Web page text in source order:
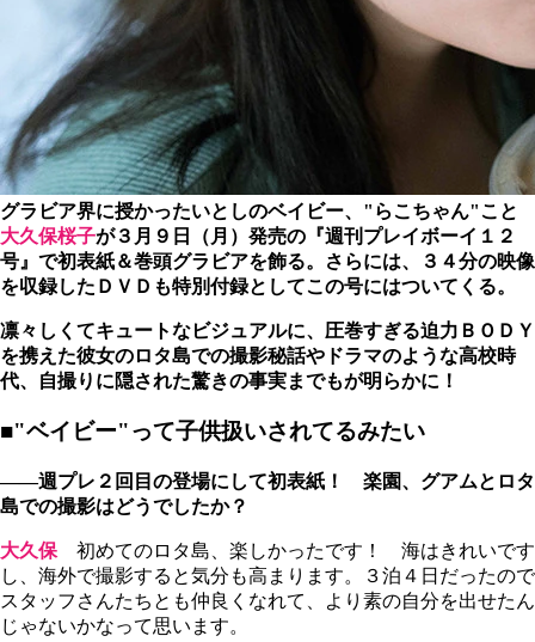
グラビア界に授かったいとしのベイビー、"らこちゃん"こと
大久保桜子が３月９日（月）発売の『週刊プレイボーイ１２
号』で初表紙＆巻頭グラビアを飾る。さらには、
３４分の映像
を収録した ＤＶＤも特別付録としてこの号にはついてくる。
凛々しくてキュートなビジュアルに、圧巻すぎる迫力ＢＯＤＹ
を携えた彼女のロタ島での撮影秘話やドラマのような高校時
代、自撮りに隠された驚きの事実までもが明らかに！
■"ベイビー"って子供扱いされてるみたい
――週プレ２回目の登場にして初表紙！ 楽園、グアムとロタ
島での撮影はどうでしたか？
大久保 初めてのロタ島、楽しかったです！ 海はきれいです
し、海外で撮影すると気分も高まります。３泊４日だったので
スタッフさんたちとも仲良くなれて、より素の自分を出せたん
じゃないかなって思います。